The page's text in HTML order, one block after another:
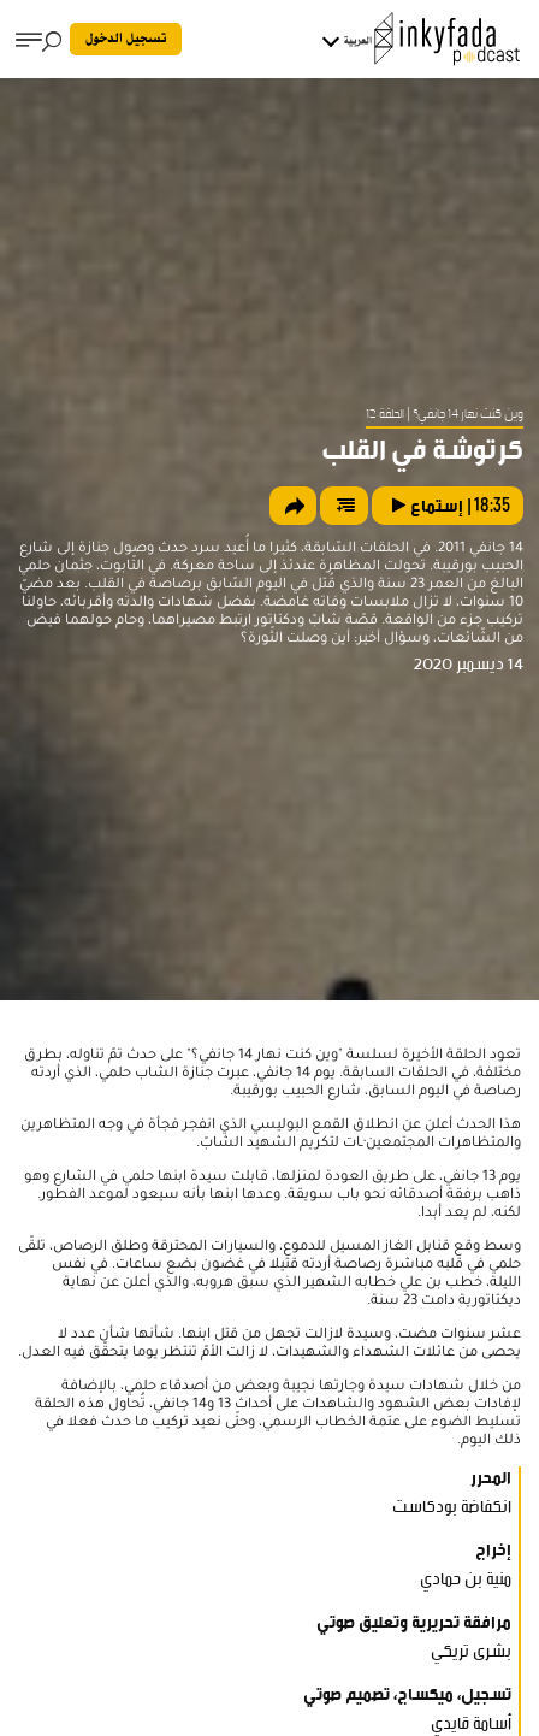
العربية تسجيل الدخول
وين كنت نهار 14 جانفي؟ | الحلقة 12
كرتوشة في القلب
18:35| إستماع
14 جانفي 2011. في الحلقات السّابقة، كثيرا ما أُعيد سرد حدث وصول جنازة إلى شارع
الحبيب بورقيبة. تحولت المظاهرة عندئذ إلى ساحة معركة. في التّابوت، جثمان حلمي
البالغ من العمر 23 سنة والذي قُتل في اليوم السّابق برصاصة في القلب. بعد مضيّ
10 سنوات، لا تزال ملابسات وفاته غامضة. بفضل شهادات والدته وأقربائه، حاولنا
تركيب جزء من الواقعة. قصّة شابّ ودكتاتور ارتبط مصيراهما، وحام حولهما فيض
من الشّائعات، وسؤال أخير: أين وصلت الثّورة؟
14 ديسمبر 2020
المحرر
انكفاضة بودكاست
إخراج
منية بن حمادي
مرافقة تحريرية وتعليق صوتي
بشرى تريكي
تسجيل، ميكساج، تصميم صوتي
أسامة قايدي
تعود الحلقة الأخيرة لسلسة "وين كنت نهار 14 جانفي؟" على حدث تمّ تناوله، بطرق
مختلفة، في الحلقات السابقة. يوم 14 جانفي، عبرت جنازة الشاب حلمي، الذي أردته
رصاصة في اليوم السابق، شارع الحبيب بورقيبة.
هذا الحدث أعلن عن انطلاق القمع البوليسي الذي انفجر فجأة في وجه المتظاهرين
والمتظاهرات المجتمعين·ـات لتكريم الشهيد الشابّ.
يوم 13 جانفي، على طريق العودة لمنزلها، قابلت سيدة ابنها حلمي في الشارع وهو
ذاهب برفقة أصدقائه نحو باب سويقة. وعدها ابنها بأنه سيعود لموعد الفطور.
لكنه، لم يعد أبدا.
وسط وقع قنابل الغاز المسيل للدموع، والسيارات المحترقة وطلق الرصاص، تلقّى
حلمي في قلبه مباشرة رصاصة أردته قتيلا في غضون بضع ساعات. في نفس
الليلة، خطب بن علي خطابه الشهير الذي سبق هروبه، والذي أعلن عن نهاية
ديكتاتورية دامت 23 سنة.
عشر سنوات مضت، وسيدة لازالت تجهل من قتل ابنها. شأنها شأن عدد لا
يحصى من عائلات الشهداء والشهيدات، لا زالت الأمّ تنتظر يوما يتحقّق فيه العدل.
من خلال شهادات سيدة وجارتها نجيبة وبعض من أصدقاء حلمي، بالإضافة
لإفادات بعض الشهود والشاهدات على أحداث 13 و14 جانفي، تُحاول هذه الحلقة
تسليط الضوء على عتمة الخطاب الرسمي، وحتّى نعيد تركيب ما حدث فعلا في
ذلك اليوم.